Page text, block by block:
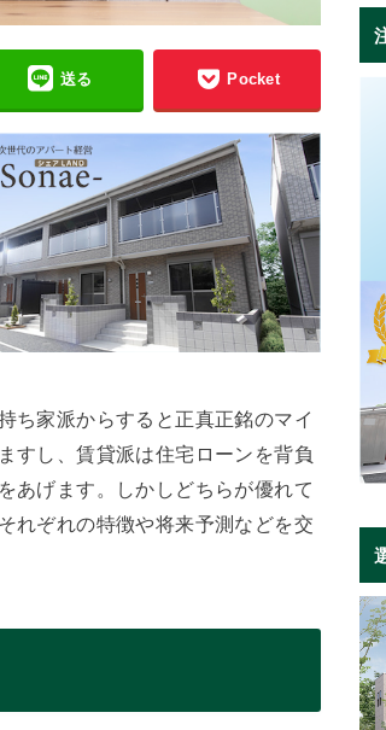
送る Pocket
ち家派からすると正真正銘のマイ
すし、賃貸派は住宅ローンを背負
あげます。しかしどちらが優れて
れぞれの特徴や将来予測などを交